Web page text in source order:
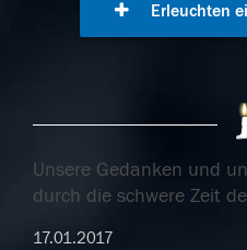
Erleuchten
Unsere Gedanken und
durch die schwere Zeit
17.01.2017